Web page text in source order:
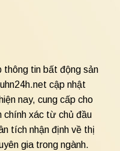
thông tin bất động sản
cập nhật
nay, cung cấp cho
chính xác từ chủ đầu
tích nhận định về thị
gia trong ngành.